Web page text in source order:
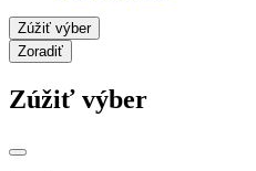
Zúžiť výber
Zoradiť
Zúžiť výber